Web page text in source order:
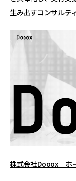
生み出すコンサルテ
株式会社Dooox ホ